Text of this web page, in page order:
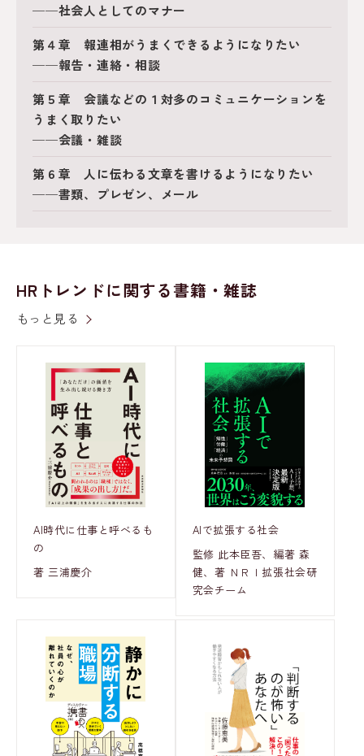
──社会人としてのマナー
第４章 報連相がうまくできるようになりたい
──報告・連絡・相談
第５章 会議などの１対多のコミュニケーションを
うまく取りたい
──会議・雑談
第６章 人に伝わる文章を書けるようになりたい
──書類、プレゼン、メール
HRトレンドに関する書籍・雑誌
もっと見る
AI時代に仕事と呼べるも
の
著 三浦慶介
AIで拡張する社会
監修 此本臣吾、編著 森
健、著 ＮＲＩ拡張社会研
究会チーム